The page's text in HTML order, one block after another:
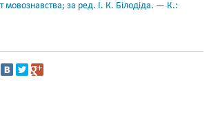
мовознавства; за ред. І. К. Білодіда. — К.: